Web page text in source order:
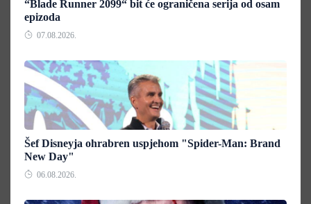
“Blade Runner 2099“ bit će ograničena serija od osam
epizoda
07.08.2026.
Šef Disneyja ohrabren uspjehom "Spider-Man: Brand
New Day"
06.08.2026.